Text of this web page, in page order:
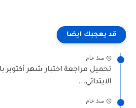
قد يعجبك ايضا
منذ عام
تحميل مراجعة اختبار شهر أكتوبر
الابتدائي...
منذ عام